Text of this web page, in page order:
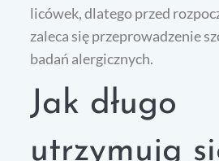
licówek, dlatego przed
zaleca się przeprowadzenie
badań alergicznych.
Jak długo
utrzymują